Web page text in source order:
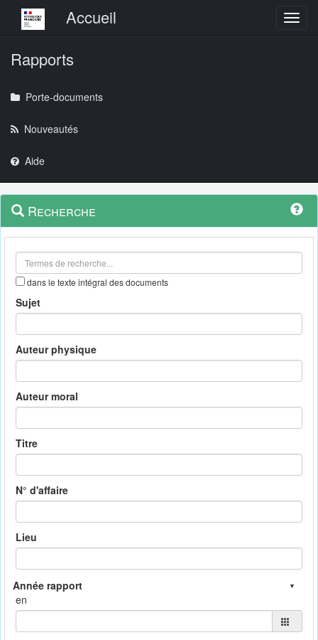
Menu principalAccueil
Rapports
Porte-documents
Nouveautés
Aide
Navigation
outils
Menu
contextuel
Recherche
dans le texte intégral des documents
Sujet
Auteur physique
Auteur moral
Titre
N° d'affaire
Lieu
en